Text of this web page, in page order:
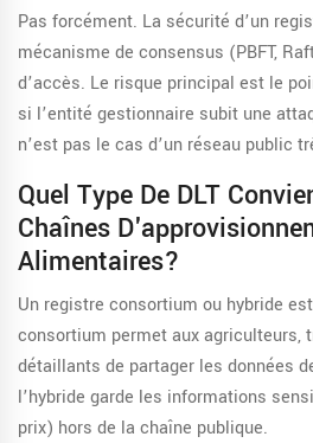
Pas forcément. La sécurité d’un
mécanisme de consensus (PBFT,
d’accès. Le risque principal est le
si l’entité gestionnaire subit une
n’est pas le cas d’un réseau public
Quel Type De DLT
Chaînes
Alimentaires?
Un registre consortium ou hybride
consortium permet aux agriculteurs,
détaillants de partager les données
l’hybride garde les informations
prix) hors de la chaîne publique.